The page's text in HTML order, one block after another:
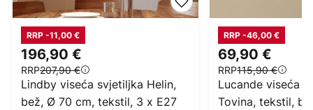
196,90 €
RRP207,90 €
RRP -11,00 €
Lindby viseća svjetiljka Helin,
bež, Ø 70 cm, tekstil, 3 x E27
69,90 €
RRP115,90 €
RRP -46,00 €
Lucande viseća
Tovina, tekstil,